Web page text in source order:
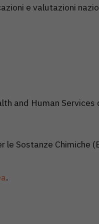
e valutazioni
and Human
le Sostanze Chimiche
.